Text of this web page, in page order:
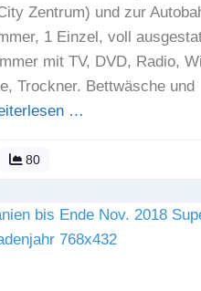
Zentrum) und zur
1 Einzel, voll
mit TV, DVD, Radio,
Trockner. Bettwäsche und
…
80